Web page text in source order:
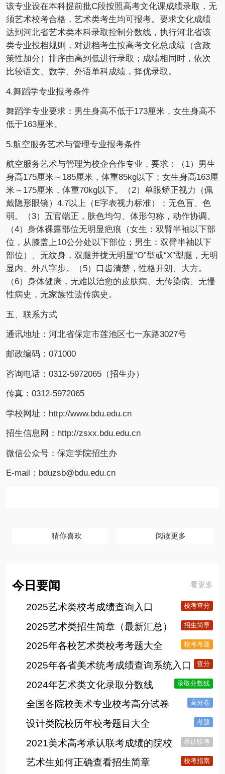
该专业设在本科提前批C段按照高考文化课成绩录取，无
须艺术校考合格，艺术类考生均可报考。要求文化成绩
达到河北省艺术类本科录取控制分数线，执行河北省该
类专业投档规则，对进档考生按高考文化总成绩（含政
策性加分）排序由高到低进行录取；成绩相同时，依次
比较语文、数学、外语单科成绩，择优录取。
4.舞蹈学专业报考条件
舞蹈学专业要求：男生身高不低于173厘米，女生身高不
低于163厘米。
5.航空服务艺术与管理专业报考条件
航空服务艺术与管理为校企合作专业，要求：（1）男生
身高175厘米～185厘米，体重85kg以下；女生身高163厘
米～175厘米，体重70kg以下。（2）单眼矫正视力（佩
戴隐形眼镜）4.7以上（E字表视力标准）；无色盲、色
弱。（3）五官端正，肤色均匀、体形匀称，动作协调。
（4）身体裸露部位无明显疤痕（女生：双臂半袖以下部
位，从膝盖上10公分处以下部位；男生：双臂半袖以下
部位）、无纹身，双腿并拢无明显“O”型或“X”型腿，无明
显内、外八字步。（5）口齿清楚，性格开朗、大方。
（6）身体健康，无难以治愈的皮肤病、无传染病、无慢
性病史，无家族性遗传病史。
五、联系方式
通讯地址：河北省保定市莲池区七一东路3027号
邮政编码：071000
咨询电话：0312-5972065（招生办）
传真：0312-5972065
学校网址：http://www.bdu.edu.cn
招生信息网：http://zsxx.bdu.edu.cn
微信公众号：保定学院招生办
E-mail：bduzsb@bdu.edu.cn
猜你喜欢 阅读更多
看更多
今日要闻
校考查分
2025艺术类校考成绩查询入口
招生简章
2025艺术类招生简章（最新汇总）
校考考题
2025年各校艺术类校考考题大全
查分
2025年各省美术统考成绩查询系统入口
录取分数线
2024年艺术类文化录取分数线
高分卷
全国各院校美术专业校考高分试卷
考题
设计类院校历年校考题目大全
承认联考
2021美术高考承认联考成绩的院校
校考指南
艺术生如何正确查看招生简章